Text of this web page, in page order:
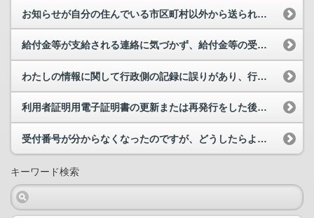
お知らせが自分の住んでいる市区町村以外から送られて来ました。なぜですか。
給付金等が支給される連絡に気づかず、給付金等の受け取り前に口座情報を削除してしまいました。どう...
わたしの情報に関して行政側の記録に誤りがあり、行政機関内で修正をした場合、マイナポータルで行政...
利用者証明用電子証明書の更新または再発行をした後に、マイナポータルへログインしようとすると「本...
受付番号が分からなくなったのですが、どうしたらよいでしょうか？
キーワード検索